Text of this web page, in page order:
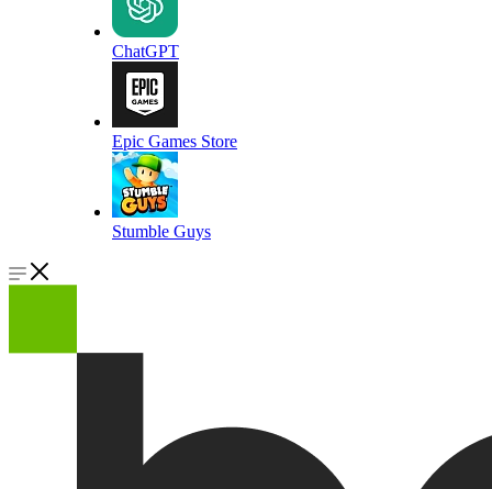
ChatGPT
Epic Games Store
Stumble Guys